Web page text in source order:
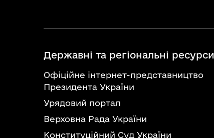
Державні та регіональні ресурси
Офіційне інтернет-представництво
Президента України
Урядовий портал
Верховна Рада України
Конституційний Суд України